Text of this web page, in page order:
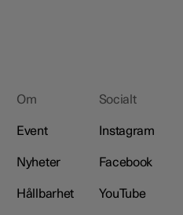
Om
Event
Nyheter
Hållbarhet
Socialt
Instagram
Facebook
YouTube